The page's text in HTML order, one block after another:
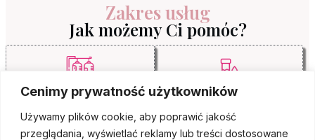
Cenimy prywatność użytkowników
Używamy plików cookie, aby poprawić jakość
przeglądania, wyświetlać reklamy lub treści dostosowane
Zakres usług
Jak możemy Ci pomóc?
Kroplówki w domu Pobieranie krwi